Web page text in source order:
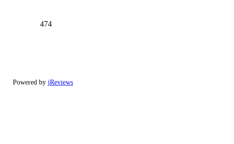
474
Powered by jReviews